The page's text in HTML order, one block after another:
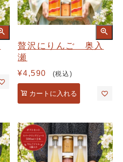
贅沢にりんご 奥入
瀬
¥4,590 税込
カートに入れる